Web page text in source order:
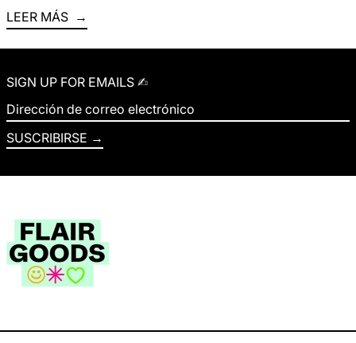
LEER MÁS
SIGN UP FOR EMAILS ✍︎
Dirección de correo electrónico
SUSCRIBIRSE